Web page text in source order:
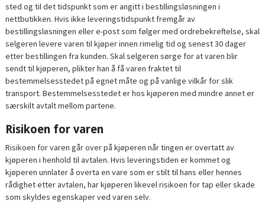
sted og til det tidspunkt som er angitt i bestillingsløsningen i
nettbutikken. Hvis ikke leveringstidspunkt fremgår av
bestillingsløsningen eller e-post som følger med ordrebekreftelse, skal
selgeren levere varen til kjøper innen rimelig tid og senest 30 dager
etter bestillingen fra kunden. Skal selgeren sørge for at varen blir
sendt til kjøperen, plikter han å få varen fraktet til
bestemmelsesstedet på egnet måte og på vanlige vilkår for slik
transport. Bestemmelsesstedet er hos kjøperen med mindre annet er
særskilt avtalt mellom partene.
Risikoen for varen
Risikoen for varen går over på kjøperen når tingen er overtatt av
kjøperen i henhold til avtalen. Hvis leveringstiden er kommet og
kjøperen unnlater å overta en vare som er stilt til hans eller hennes
rådighet etter avtalen, har kjøperen likevel risikoen for tap eller skade
som skyldes egenskaper ved varen selv.